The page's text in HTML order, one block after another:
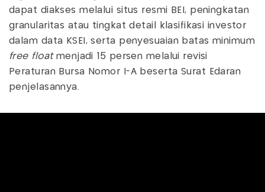
dapat diakses melalui situs resmi BEI, peningkatan
granularitas atau tingkat detail klasifikasi investor
dalam data KSEI, serta penyesuaian batas minimum
free floatmenjadi 15 persen melalui revisi
Peraturan Bursa Nomor I-A beserta Surat Edaran
penjelasannya.